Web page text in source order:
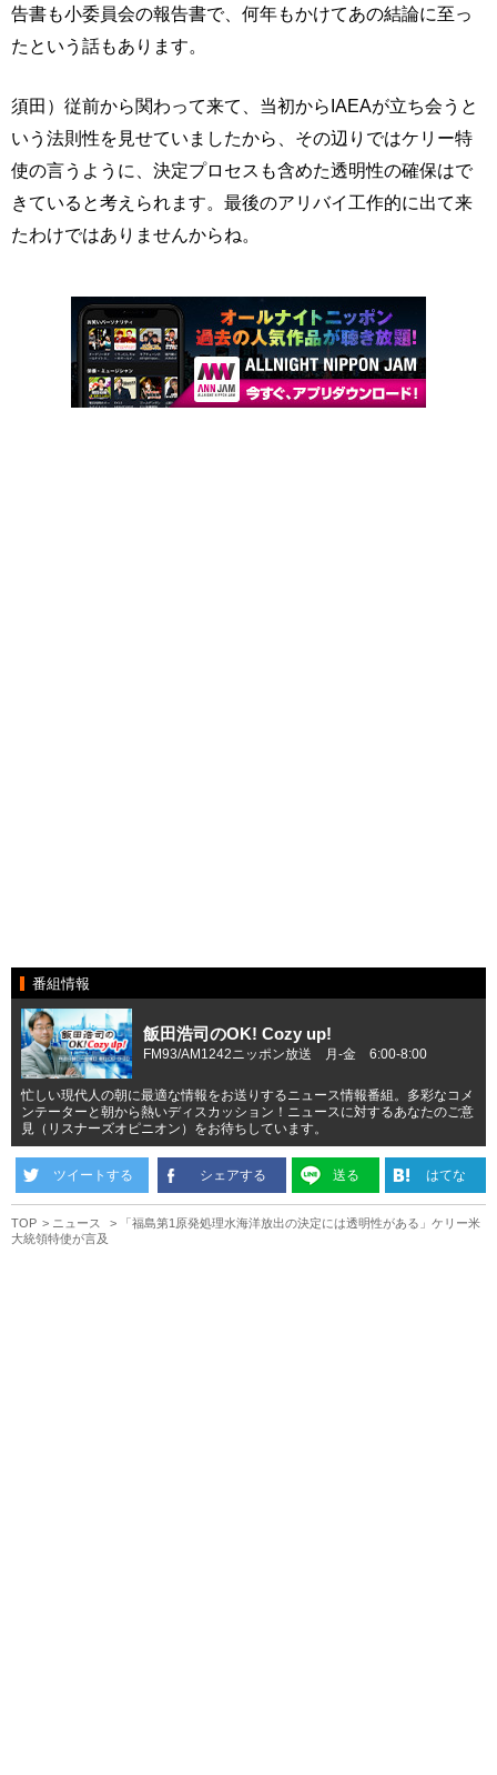
告書も小委員会の報告書で、何年もかけてあの結論に至っ
たという話もあります。
須田）従前から関わって来て、当初からIAEAが立ち会うと
いう法則性を見せていましたから、その辺りではケリー特
使の言うように、決定プロセスも含めた透明性の確保はで
きていると考えられます。最後のアリバイ工作的に出て来
たわけではありませんからね。
番組情報
飯田浩司のOK! Cozy up!
FM93/AM1242ニッポン放送 月-金 6:00-8:00
忙しい現代人の朝に最適な情報をお送りするニュース情報番組。多彩なコメ
ンテーターと朝から熱いディスカッション！ニュースに対するあなたのご意
見（リスナーズオピニオン）をお待ちしています。
ツイートする シェアする 送る はてな
TOP ニュース
「福島第1原発処理水海洋放出の決定には透明性がある」ケリー米
大統領特使が言及